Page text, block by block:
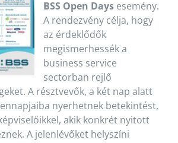
BSS Open Daysesemény.
A rendezvény célja, hogy
az érdeklődők
megismerhessék a
business service
sectorban rejlő
A résztvevők, a két nap alatt
nyerhetnek betekintést,
akik konkrét nyitott
A jelenlévőket helyszíni